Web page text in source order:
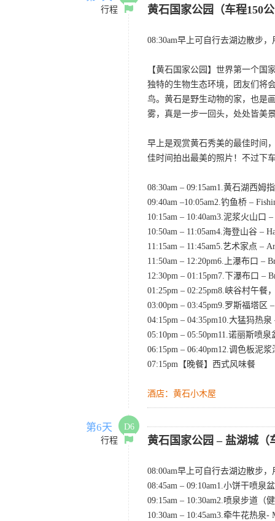
行程
黄石国家公园（车程150
08:30am早上可自行去湖边散步
【黄石国家公园】世界第一个国
独特的生物生态环境，团友们将
鸟。黄石是野生动物的家，也是
雾，真是一步一回头，处处皆美
早上是观赏黄石秀美的最佳时间
佳时间拍出最美的照片！不过下
08:30am – 09:15am1.黄石湖西姆
09:40am –10:05am2.钓鱼桥 –
10:15am – 10:40am3.泥浆火山口
10:50am – 11:05am4.海登山谷 –
11:15am – 11:45am5.艺术家点 –
11:50am – 12:20pm6.上瀑布口 –
12:30pm – 01:15pm7.下瀑布口 –
01:25pm – 02:25pm8.峡谷村午餐
03:00pm – 03:45pm9.罗斯福塔区
04:15pm – 04:35pm10.大猛犸热
05:10pm – 05:50pm11.诺丽斯喷
06:15pm – 06:40pm12.调色板泥
07:15pm【晚餐】西式风味餐
酒店：黄石小木屋
第6天
D6
行程
黄石国家公园 – 盐湖城（
08:00am早上可自行去湖边散步
08:45am – 09:10am1.小饼干喷泉
09:15am – 10:30am2.喷泉步道（
10:30am – 10:45am3.牵牛花热泉